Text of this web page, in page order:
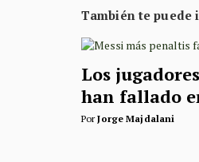
También te puede
Los
han fallado
PorJorge Majdalani